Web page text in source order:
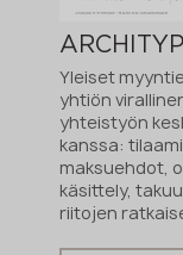
Yleiset
yhtiön
yhteistyön
kanssa:
maksuehdot,
käsittely,
riitojen